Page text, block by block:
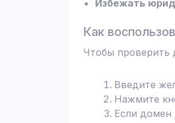
Избежать
Как
Чтобы проверить
Введите
Нажмите
Если домен